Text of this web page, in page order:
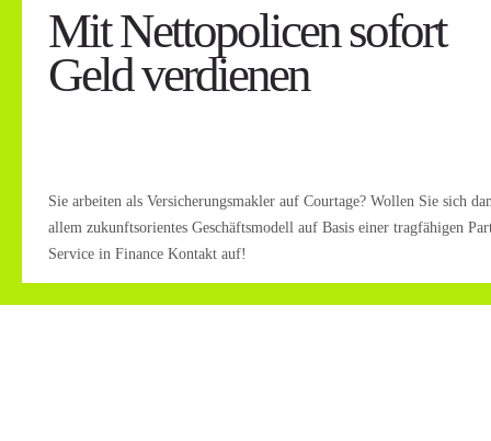
Mit Nettopolicen sofort
Geld verdienen
Sie arbeiten als Versicherungsmakler auf Courtage? Wollen Sie sich
allem zukunftsorientes Geschäftsmodell auf Basis einer tragfähigen
Service in Finance Kontakt auf!